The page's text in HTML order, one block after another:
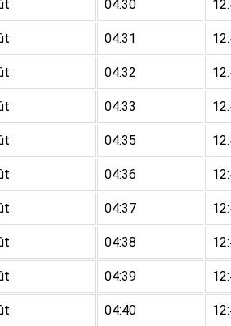
04:30
04:31
04:32
04:33
04:35
04:36
04:37
04:38
04:39
04:40